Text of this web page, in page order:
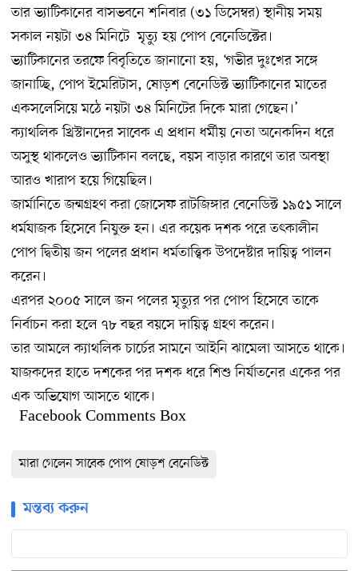
তার ভ্যাটিকানের বাসভবনে শনিবার (৩১ ডিসেম্বর) স্থানীয় সময়
সকাল নয়টা ৩৪ মিনিটে মৃত্যু হয় পোপ বেনেডিক্টের।
ভ্যাটিকানের তরফে বিবৃতিতে জানানো হয়, ‘গভীর দুঃখের সঙ্গে
জানাচ্ছি, পোপ ইমেরিটাস, ষোড়শ বেনেডিক্ট ভ্যাটিকানের মাতের
একসলেসিয়ে মঠে নয়টা ৩৪ মিনিটের দিকে মারা গেছেন।’
ক্যাথলিক খ্রিস্টানদের সাবেক এ প্রধান ধর্মীয় নেতা অনেকদিন ধরে
অসুস্থ থাকলেও ভ্যাটিকান বলছে, বয়স বাড়ার কারণে তার অবস্থা
আরও খারাপ হয়ে গিয়েছিল।
জার্মানিতে জন্মগ্রহণ করা জোসেফ রাটজিঙ্গার বেনেডিক্ট ১৯৫১ সালে
ধর্মযাজক হিসেবে নিযুক্ত হন। এর কয়েক দশক পরে তৎকালীন
পোপ দ্বিতীয় জন পলের প্রধান ধর্মতাত্ত্বিক উপদেষ্টার দায়িত্ব পালন
করেন।
এরপর ২০০৫ সালে জন পলের মৃত্যুর পর পোপ হিসেবে তাকে
নির্বাচন করা হলে ৭৮ বছর বয়সে দায়িত্ব গ্রহণ করেন।
তার আমলে ক্যাথলিক চার্চের সামনে আইনি ঝামেলা আসতে থাকে।
যাজকদের হাতে দশকের পর দশক ধরে শিশু নির্যাতনের একের পর
এক অভিযোগ আসতে থাকে।
Facebook Comments Box
মারা গেলেন সাবেক পোপ ষোড়শ বেনেডিক্ট
মন্তব্য করুন